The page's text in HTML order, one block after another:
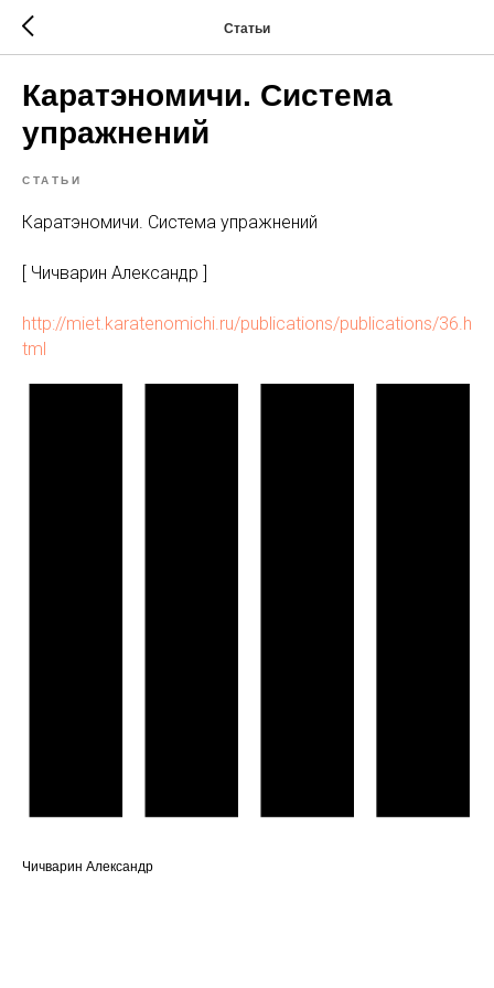
Статьи
Каратэномичи. Система
упражнений
СТАТЬИ
Каратэномичи. Система упражнений
[ Чичварин Александр ]
http://miet.karatenomichi.ru/publications/publications/36.h
tml
Чичварин Александр